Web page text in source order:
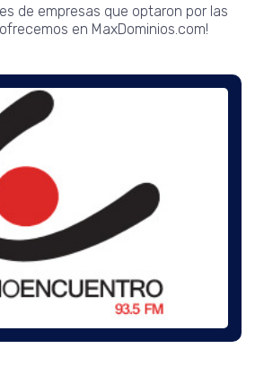
de empresas que optaron por las
en MaxDominios.com!